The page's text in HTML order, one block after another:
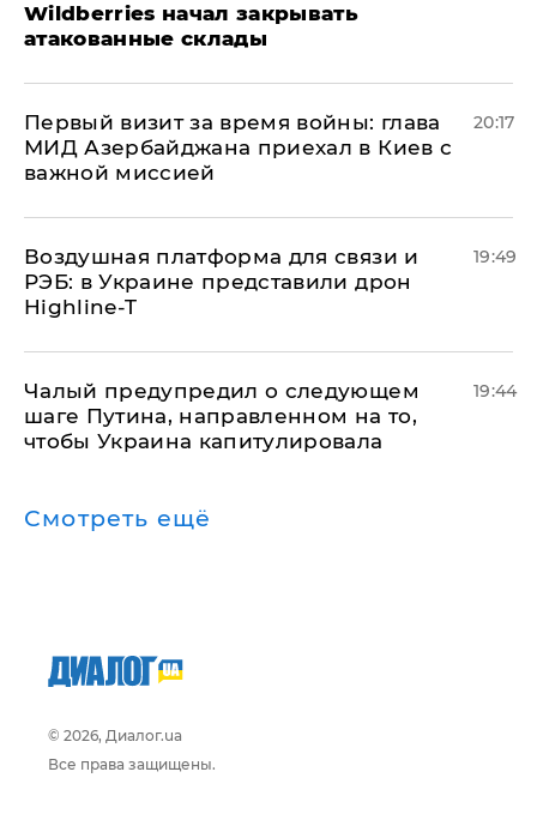
Wildberries начал закрывать
атакованные склады
Первый визит за время войны: глава
МИД Азербайджана приехал в Киев с
важной миссией
20:17
Воздушная платформа для связи и
РЭБ: в Украине представили дрон
Highline-T
19:49
Чалый предупредил о следующем
шаге Путина, направленном на то,
чтобы Украина капитулировала
19:44
Смотреть ещё
© 2026, Диалог.ua
Все права защищены.